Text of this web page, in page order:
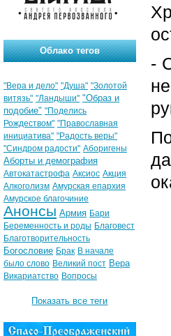
-
Облако тегов
"Вера и дело" "Душа" "Золотой
витязь" "Ландыши" "Образ и
подобие" "Поделись
Рождеством" "Православная
инициатива" "Радость веры"
"Синдром радости" Аборигены
Аборты и демография
Автокатастрофа Аксиос Акция
Алкоголизм Амурская епархия
Амурское благочиние
Анонсы Армия Бари
Беременность и роды Благовест
Благотворительность
Богословие Брак В начале
было слово Великий пост Вера
Викариатство Вопросы
Показать все теги